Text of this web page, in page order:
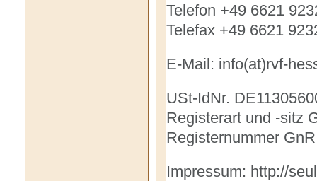
Telefon +49 6621
Telefax +49 6621
E-Mail: info(at)rvf-
USt-IdNr.
Registerart und -sitz
Registernummer
Impressum: http://